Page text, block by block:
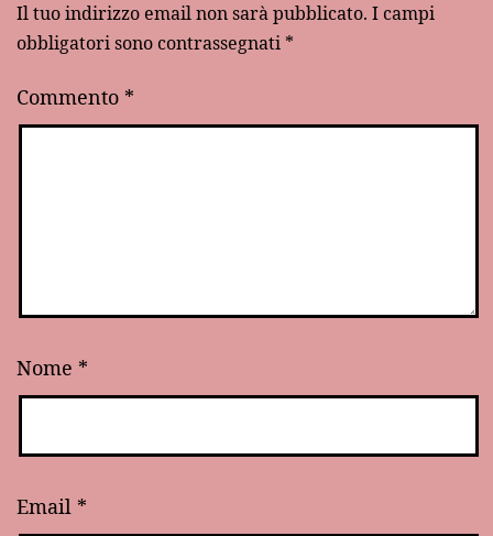
Il tuo indirizzo email non sarà pubblicato. I campi
obbligatori sono contrassegnati *
Commento *
Nome *
Email *